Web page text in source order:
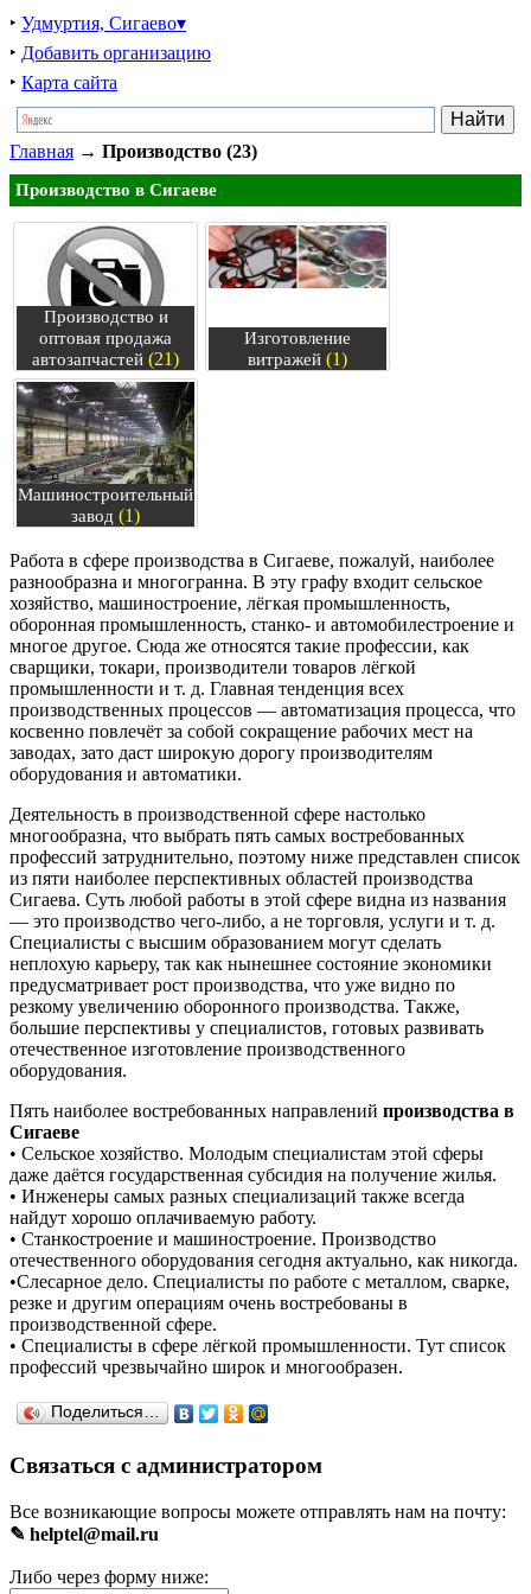
‣ Удмуртия, Сигаево▾
‣ Добавить организацию
‣ Карта сайта
Главная → Производство (23)
Производство в Сигаеве
Производство и
оптовая продажа
автозапчастей (21)
Изготовление
витражей (1)
Машиностроительный
завод (1)
Работа в сфере производства в Сигаеве, пожалуй, наиболее
разнообразна и многогранна. В эту графу входит сельское
хозяйство, машиностроение, лёгкая промышленность,
оборонная промышленность, станко- и автомобилестроение и
многое другое. Сюда же относятся такие профессии, как
сварщики, токари, производители товаров лёгкой
промышленности и т. д. Главная тенденция всех
производственных процессов — автоматизация процесса, что
косвенно повлечёт за собой сокращение рабочих мест на
заводах, зато даст широкую дорогу производителям
оборудования и автоматики.
Деятельность в производственной сфере настолько
многообразна, что выбрать пять самых востребованных
профессий затруднительно, поэтому ниже представлен список
из пяти наиболее перспективных областей производства
Сигаева. Суть любой работы в этой сфере видна из названия
— это производство чего-либо, а не торговля, услуги и т. д.
Специалисты с высшим образованием могут сделать
неплохую карьеру, так как нынешнее состояние экономики
предусматривает рост производства, что уже видно по
резкому увеличению оборонного производства. Также,
большие перспективы у специалистов, готовых развивать
отечественное изготовление производственного
оборудования.
Пять наиболее востребованных направлений производства в
Сигаеве
• Сельское хозяйство. Молодым специалистам этой сферы
даже даётся государственная субсидия на получение жилья.
• Инженеры самых разных специализаций также всегда
найдут хорошо оплачиваемую работу.
• Станкостроение и машиностроение. Производство
отечественного оборудования сегодня актуально, как никогда.
•Слесарное дело. Специалисты по работе с металлом, сварке,
резке и другим операциям очень востребованы в
производственной сфере.
• Специалисты в сфере лёгкой промышленности. Тут список
профессий чрезвычайно широк и многообразен.
Поделиться…
Связаться с администратором
Все возникающие вопросы можете отправлять нам на почту:
✎ helptel@mail.ru
Либо через форму ниже: